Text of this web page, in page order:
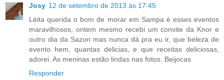
Josy 12 de setembro de 2013 às 17:45
Léita querida o bom de morar em Sampa é esses eventos
maravilhosos, ontem mesmo recebi um convite da Knor e
outro dia da Sazon mas nunca dá pra eu ir, que beleza de
evento hem, quantas delicias, e que receitas deliciosas,
adorei. As meninas estão lindas nas fotos. Beijocas
Responder